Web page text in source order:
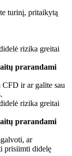
turinį, pritaikytą
rizika greitai
prarandami
CFD ir ar galite sau
rizika greitai
prarandami
ar
prisiimti didelę